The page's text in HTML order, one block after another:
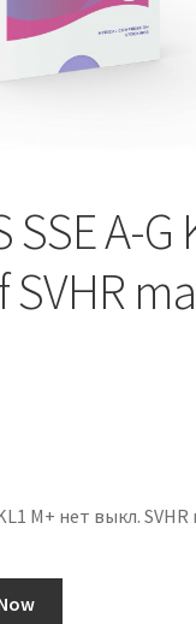
SSE A-G
SVHR
M+ нет выкл.